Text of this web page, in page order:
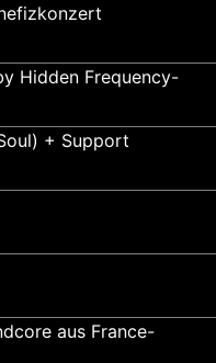
Hidden Frequency-
+ Support
aus France-